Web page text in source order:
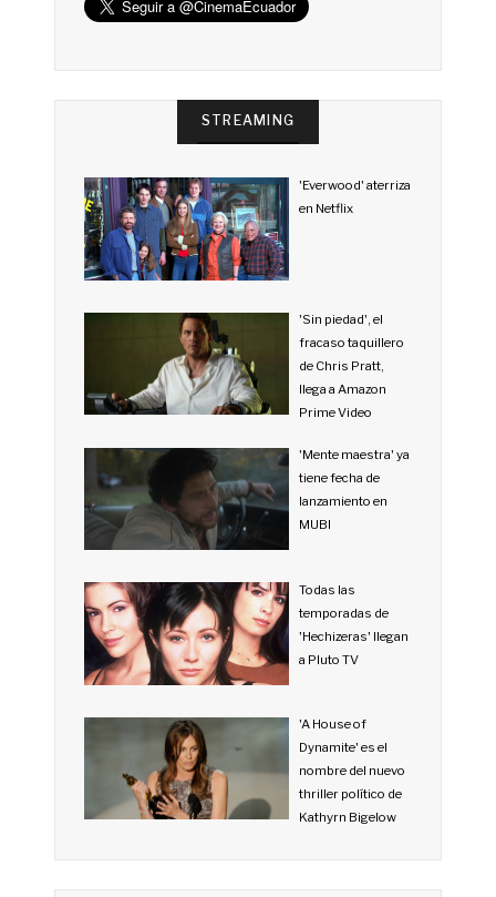
STREAMING
'Everwood' aterriza
en Netflix
'Sin piedad', el
fracaso taquillero
de Chris Pratt,
llega a Amazon
Prime Video
'Mente maestra' ya
tiene fecha de
lanzamiento en
MUBI
Todas las
temporadas de
'Hechizeras' llegan
a Pluto TV
'A House of
Dynamite' es el
nombre del nuevo
thriller político de
Kathyrn Bigelow